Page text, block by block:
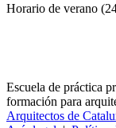
Horario de verano
Escuela de práctica
formación para
Arquitectos de